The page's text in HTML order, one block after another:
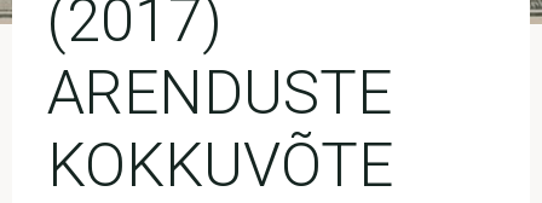
(2017)
ARENDUSTE
KOKKUVÕTE